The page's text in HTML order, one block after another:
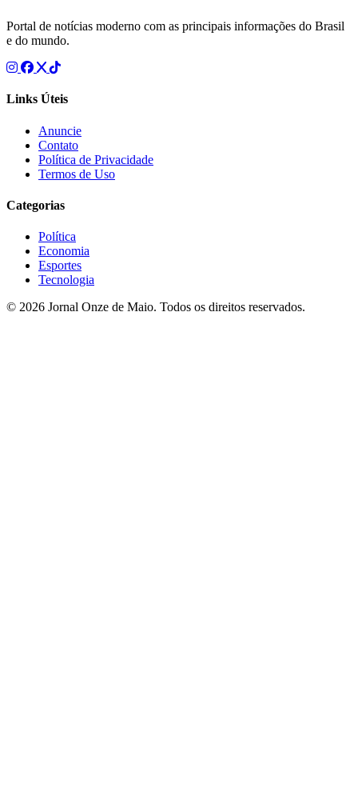
Portal de notícias moderno com as principais informações do Brasil
e do mundo.
Links Úteis
Anuncie
Contato
Política de Privacidade
Termos de Uso
Categorias
Política
Economia
Esportes
Tecnologia
© 2026 Jornal Onze de Maio. Todos os direitos reservados.